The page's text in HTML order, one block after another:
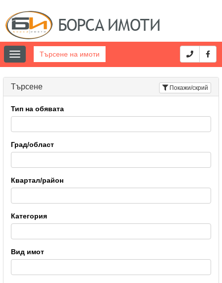
Toggle
navigation
Търсене на имоти
Покажи/скрий
Търсене
Тип на обявата
Град/област
Квартал/район
Категория
Вид имот